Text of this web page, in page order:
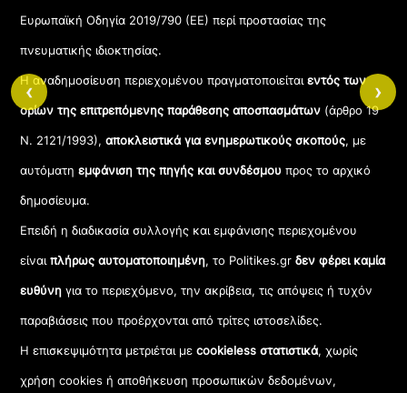
Ευρωπαϊκή Οδηγία 2019/790 (ΕΕ) περί προστασίας της
πνευματικής ιδιοκτησίας.
Η αναδημοσίευση περιεχομένου πραγματοποιείταιεντός των
ορίων της επιτρεπόμενης παράθεσης αποσπασμάτων (άρθρο 19
Ν. 2121/1993), αποκλειστικά για ενημερωτικούς σκοπούς, με
αυτόματηεμφάνιση της πηγής και συνδέσμου προς το αρχικό
δημοσίευμα.
Επειδή η διαδικασία συλλογής και εμφάνισης περιεχομένου
είναιπλήρως αυτοματοποιημένη, το Politikes.grδεν φέρει καμία
ευθύνη για το περιεχόμενο, την ακρίβεια, τις απόψεις ή τυχόν
παραβιάσεις που προέρχονται από τρίτες ιστοσελίδες.
Η επισκεψιμότητα μετριέται μεcookieless στατιστικά, χωρίς
χρήση cookies ή αποθήκευση προσωπικών δεδομένων,
‹ ›